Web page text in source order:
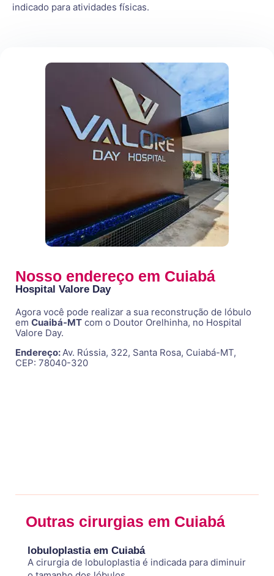
indicado para atividades físicas.
Nosso endereço em Cuiabá
Hospital Valore Day
Agora você pode realizar a sua reconstrução de lóbulo
em Cuaibá-MT com o Doutor Orelhinha, no Hospital
Valore Day.
Endereço: Av. Rússia, 322, Santa Rosa, Cuiabá-MT,
CEP: 78040-320
Outras cirurgias em Cuiabá
lobuloplastia em Cuiabá
A cirurgia de lobuloplastia é indicada para diminuir